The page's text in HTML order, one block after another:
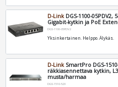
D-LinkDGS-1100-
Gigabit-kytkin ja PoE
DGS-1100-05PDV2
Yksinkertainen. Helppo. Älykäs.
D-Link SmartPro DGS-
räkkiasennettava kytkin,
musta/harmaa
DGS-1510-52X